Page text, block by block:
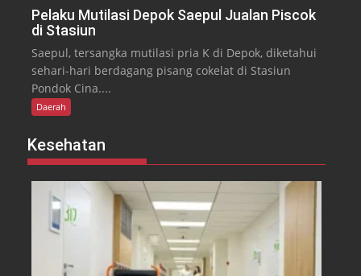
Pelaku Mutilasi Depok Saepul Jualan Piscok
di Stasiun
Saepul, tersangka mutilasi pria K di Depok, diketahui
sehari-hari berdagang pisang cokelat di Stasiun
Pondok Cina....
Daerah
Kesehatan